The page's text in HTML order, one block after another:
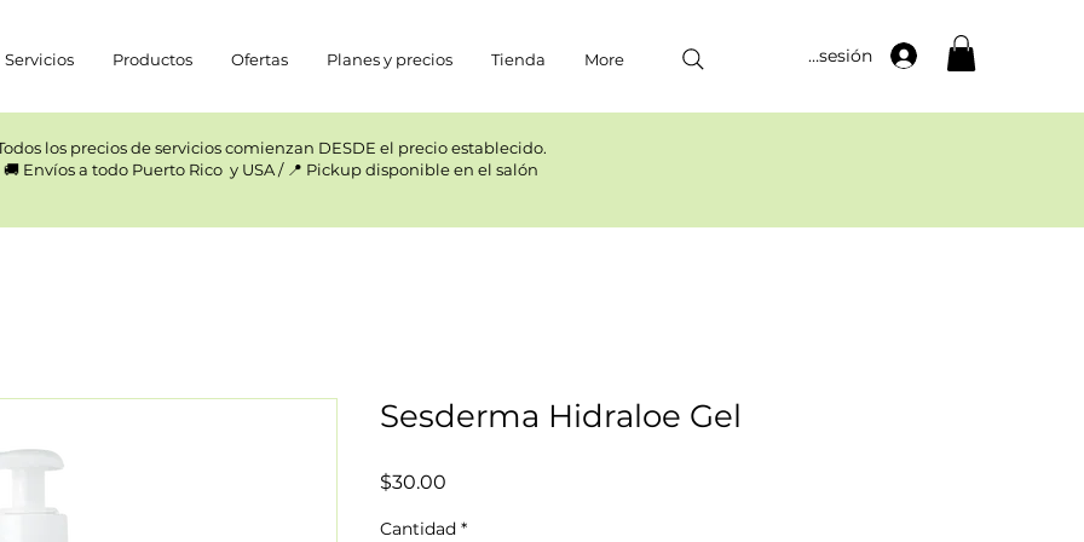
Iniciar sesión
los precios de servicios comienzan DESDE el precio establecido.​
🚚 Envíos a todo Puerto Rico y USA / 📍 Pickup disponible en el salón
Servicios Productos Ofertas Planes y precios Tienda More
Sesderma Hidraloe Gel
$30.00
Cantidad *